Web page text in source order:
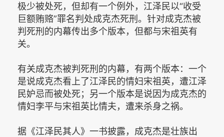
极少被处死，但却有一个例外，江泽民以“收受
巨额贿赂”罪名判处成克杰死刑。针对成克杰被
判死刑的内幕传出多个版本，但都与宋祖英有
关。
有关成克杰被判死刑的内幕，有两个版本：一个
是说成克杰看上了江泽民的情妇宋祖英，遭江泽
民妒忌而被处死；另一个版本是说因为成克杰的
情妇李平与宋祖英比情夫，遭来杀身之祸。
据《江泽民其人》一书披露，成克杰是壮族出